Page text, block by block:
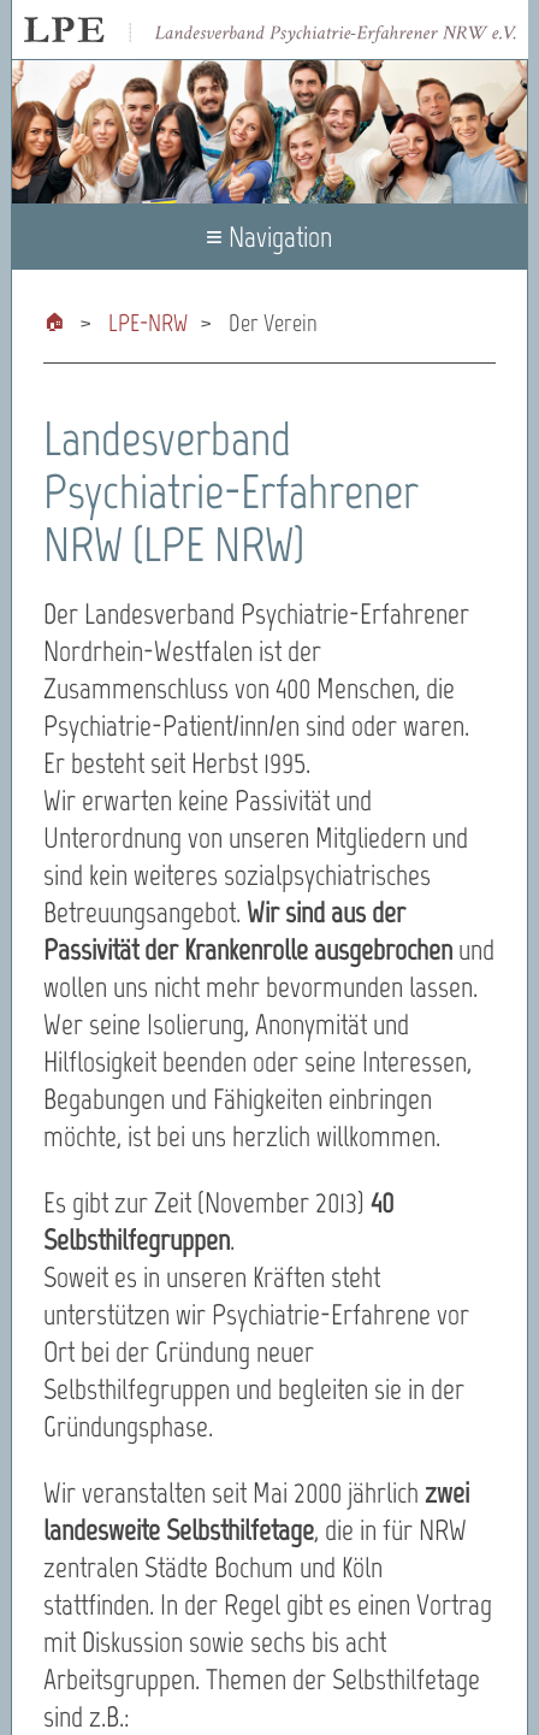
≡ Navigation
LPE-NRW Der Verein
Landesverband
Psychiatrie-Erfahrener
NRW (LPE NRW)
Der Landesverband Psychiatrie-Erfahrener
Nordrhein-Westfalen ist der
Zusammenschluss von 400 Menschen, die
Psychiatrie-Patient/inn/en sind oder waren.
Er besteht seit Herbst 1995.
Wir erwarten keine Passivität und
Unterordnung von unseren Mitgliedern und
sind kein weiteres sozialpsychiatrisches
Betreuungsangebot.Wir sind aus der
Passivität der Krankenrolle ausgebrochen und
wollen uns nicht mehr bevormunden lassen.
Wer seine Isolierung, Anonymität und
Hilflosigkeit beenden oder seine Interessen,
Begabungen und Fähigkeiten einbringen
möchte, ist bei uns herzlich willkommen.
Es gibt zur Zeit (November 2013)40
Selbsthilfegruppen.
Soweit es in unseren Kräften steht
unterstützen wir Psychiatrie-Erfahrene vor
Ort bei der Gründung neuer
Selbsthilfegruppen und begleiten sie in der
Gründungsphase.
Wir veranstalten seit Mai 2000 jährlichzwei
landesweite Selbsthilfetage, die in für NRW
zentralen Städte Bochum und Köln
stattfinden. In der Regel gibt es einen Vortrag
mit Diskussion sowie sechs bis acht
Arbeitsgruppen. Themen der Selbsthilfetage
sind z.B.: